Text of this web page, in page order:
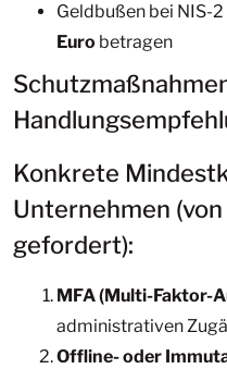
Geldbußen bei NIS-
Euro betragen
Konkrete
Unternehmen
gefordert):
MFA (Multi-Faktor-
administrativen
Offline- oder